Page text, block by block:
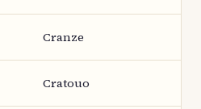
Cranze
Cratouo